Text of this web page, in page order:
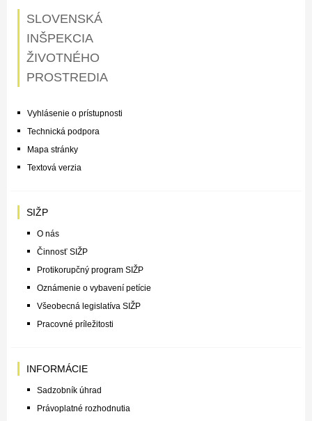
SLOVENSKÁ
INŠPEKCIA
ŽIVOTNÉHO
PROSTREDIA
Vyhlásenie o prístupnosti
Technická podpora
Mapa stránky
Textová verzia
SIŽP
O nás
Činnosť SIŽP
Protikorupčný program SIŽP
Oznámenie o vybavení petície
Všeobecná legislatíva SIŽP
Pracovné príležitosti
INFORMÁCIE
Sadzobník úhrad
Právoplatné rozhodnutia